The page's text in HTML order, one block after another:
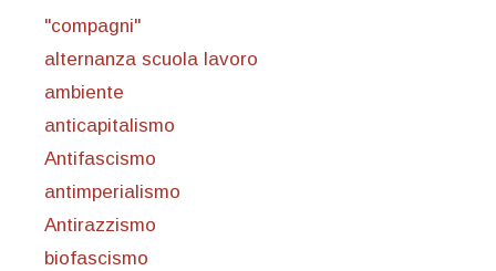
"compagni"
alternanza scuola lavoro
ambiente
anticapitalismo
Antifascismo
antimperialismo
Antirazzismo
biofascismo